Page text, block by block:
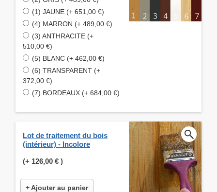
(1) JAUNE (+ 651,00 €)
(4) MARRON (+ 489,00 €)
(3) ANTHRACITE (+
510,00 €)
(5) BLANC (+ 462,00 €)
(6) TRANSPARENT (+
372,00 €)
(7) BORDEAUX (+ 684,00 €)
Lot de traitement du bois
(intérieur) - Incolore
(+ 126,00 € )
+ Ajouter au panier